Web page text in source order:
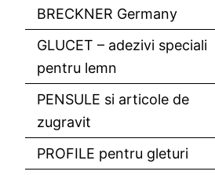
BRECKNER Germany
GLUCET – adezivi speciali
pentru lemn
PENSULE si articole de
zugravit
PROFILE pentru gleturi